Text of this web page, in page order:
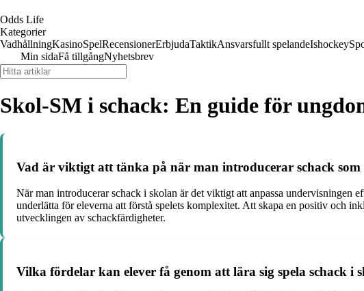
Odds Life
Kategorier
VadhållningKasinoSpelRecensionerErbjudaTaktikAnsvarsfullt spelandeIshockey
Min sidaFå tillgångNyhetsbrev
Skol-SM i schack: En guide för
Vad är viktigt att tänka på när man introducerar schack som
När man introducerar schack i skolan är det viktigt att anpassa undervisningen
underlätta för eleverna att förstå spelets komplexitet. Att skapa en positiv och
utvecklingen av schackfärdigheter.
Vilka fördelar kan elever få genom att lära sig spela schack i